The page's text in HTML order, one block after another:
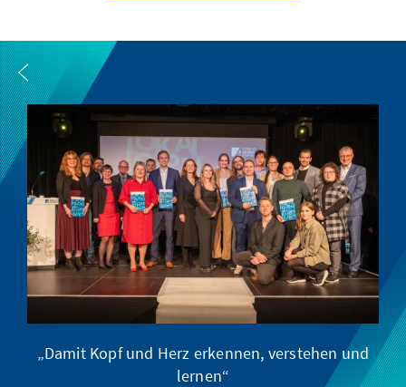
„Damit Kopf und Herz erkennen, verstehen und
lernen“